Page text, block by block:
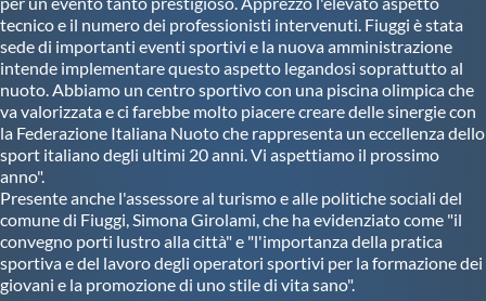
tecnico e il numero dei professionisti intervenuti. Fiuggi è stata
sede di importanti eventi sportivi e la nuova amministrazione
intende implementare questo aspetto legandosi soprattutto al
nuoto. Abbiamo un centro sportivo con una piscina olimpica che
va valorizzata e ci farebbe molto piacere creare delle sinergie con
la Federazione Italiana Nuoto che rappresenta un eccellenza dello
sport italiano degli ultimi 20 anni. Vi aspettiamo il prossimo
anno".
Presente anche l'assessore al turismo e alle politiche sociali del
comune di Fiuggi, Simona Girolami, che ha evidenziato come "il
convegno porti lustro alla città" e "l'importanza della pratica
sportiva e del lavoro degli operatori sportivi per la formazione dei
giovani e la promozione di uno stile di vita sano".